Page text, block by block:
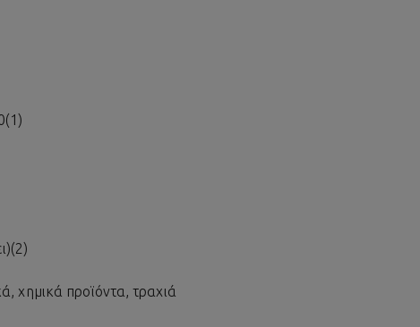
χημικά προϊόντα, τραχιά